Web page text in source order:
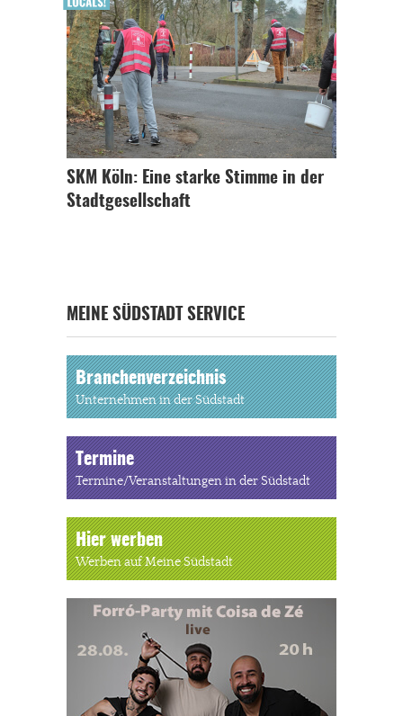
SKM Köln: Eine starke Stimme in der
Stadtgesellschaft
MEINE SÜDSTADT SERVICE
Branchenverzeichnis
Unternehmen in der Südstadt
Termine
Termine/Veranstaltungen in der Südstadt
Hier werben
Werben auf Meine Südstadt